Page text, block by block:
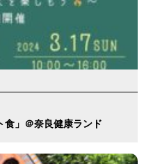
食」＠奈良健康ランド